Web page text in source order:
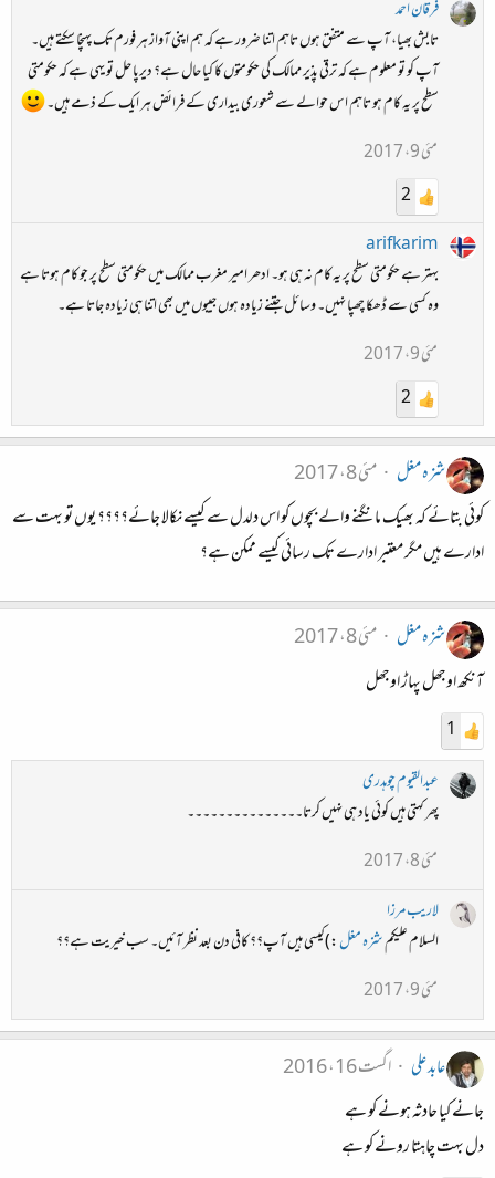
فرقان احمد
تابش بھیا، آپ سے متفق ہوں تاہم اتنا ضرور ہے کہ ہم اپنی آواز ہر فورم تک پہنچا سکتے ہیں۔
آپ کو تو معلوم ہے کہ ترقی پذیر ممالک کی حکومتوں کا کیا حال ہے؟ دیرپا حل تو یہی ہے کہ حکومتی
سطح پر یہ کام ہو تاہم اس حوالے سے شعوری بیداری کے فرائض ہر ایک کے ذمے ہیں۔
مئی 9، 2017
2
arifkarim
بہتر ہے حکومتی سطح پر یہ کام نہ ہی ہو۔ ادھر امیر مغرب ممالک میں حکومتی سطح پر جو کام ہوتا ہے
وہ کسی سے ڈھکا چھپا نہیں۔ وسائل جتنے زیادہ ہوں جیبوں میں بھی اتنا ہی زیادہ جاتا ہے۔
مئی 9، 2017
2
شزہ مغل
مئی 8، 2017
کوئی بتائے کہ بھیک مانگنے والے بچوں کو اس دلدل سے کیسے نکالا جائے؟؟؟؟ یوں تو بہت سے
ادارے ہیں مگر معتبر ادارے تک رسائی کیسے ممکن ہے؟
شزہ مغل
مئی 8، 2017
آنکھ اوجھل پہاڑ اوجھل
1
عبدالقیوم چوہدری
پھر کہتی ہیں کوئی یاد ہی نہیں کرتا۔۔۔۔۔۔۔۔۔۔۔۔۔۔۔
مئی 8، 2017
لاریب مرزا
السلام علیکمشزہ مغل:) کیسی ہیں آپ؟؟ کافی دن بعد نظر آئیں۔ سب خیریت ہے؟؟
مئی 9، 2017
عابد علی
اگست 16، 2016
جانے کیا حادثہ ہونے کو ہے
دل بہت چاہتا رونے کو ہے